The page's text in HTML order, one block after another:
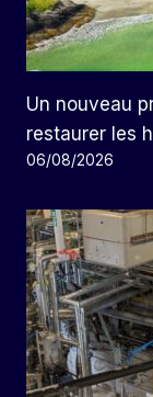
Un nouveau
restaurer les
06/08/2026